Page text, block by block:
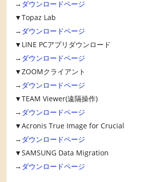
→ ダウンロードページ
▼Topaz Lab
→ ダウンロードページ
▼LINE PCアプリダウンロード
→ ダウンロードページ
▼ZOOMクライアント
→ ダウンロードページ
▼TEAM Viewer(遠隔操作)
→ ダウンロードページ
▼Acronis True Image for Crucial
→ ダウンロードページ
▼SAMSUNG Data Migration
→ ダウンロードページ